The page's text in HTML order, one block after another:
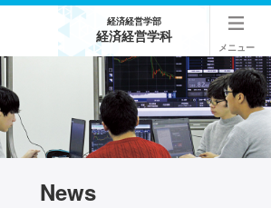
経済経営学部
経済経営学科
メニュー
News